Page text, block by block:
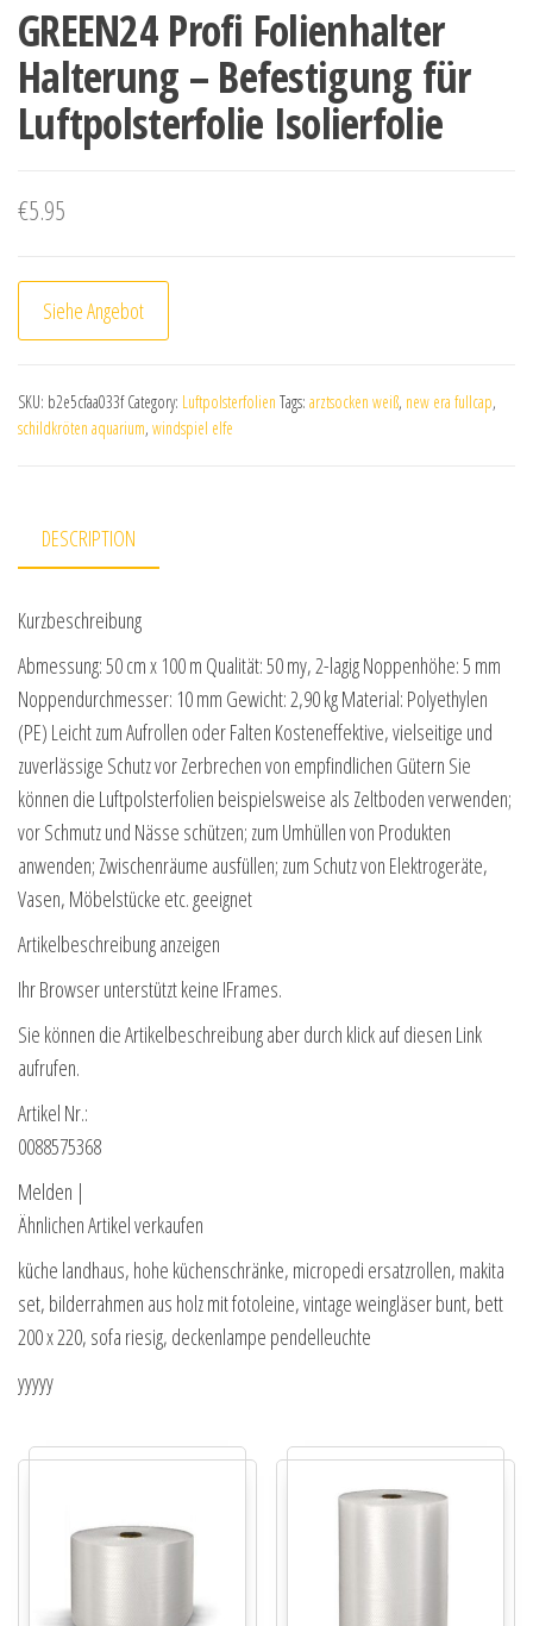
GREEN24 Profi Folienhalter
Halterung – Befestigung für
Luftpolsterfolie Isolierfolie
€5.95
Siehe Angebot
SKU: b2e5cfaa033f Category: Luftpolsterfolien Tags: arztsocken weiß, new era fullcap,
schildkröten aquarium, windspiel elfe
DESCRIPTION
Kurzbeschreibung
Abmessung: 50 cm x 100 m Qualität: 50 my, 2-lagig Noppenhöhe: 5 mm
Noppendurchmesser: 10 mm Gewicht: 2,90 kg Material: Polyethylen
(PE) Leicht zum Aufrollen oder Falten Kosteneffektive, vielseitige und
zuverlässige Schutz vor Zerbrechen von empfindlichen Gütern Sie
können die Luftpolsterfolien beispielsweise als Zeltboden verwenden;
vor Schmutz und Nässe schützen; zum Umhüllen von Produkten
anwenden; Zwischenräume ausfüllen; zum Schutz von Elektrogeräte,
Vasen, Möbelstücke etc. geeignet
Artikelbeschreibung anzeigen
Ihr Browser unterstützt keine IFrames.
Sie können die Artikelbeschreibung aber durch klick auf diesen Link
aufrufen.
Artikel Nr.:
0088575368
Melden |
Ähnlichen Artikel verkaufen
küche landhaus, hohe küchenschränke, micropedi ersatzrollen, makita
set, bilderrahmen aus holz mit fotoleine, vintage weingläser bunt, bett
200 x 220, sofa riesig, deckenlampe pendelleuchte
yyyyy